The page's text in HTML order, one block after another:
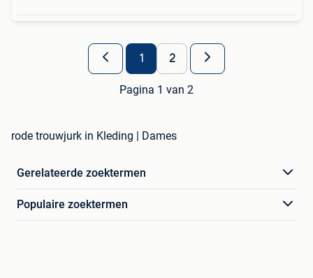
1 2
Pagina 1 van 2
rode trouwjurk in Kleding | Dames
Gerelateerde zoektermen
Populaire zoektermen